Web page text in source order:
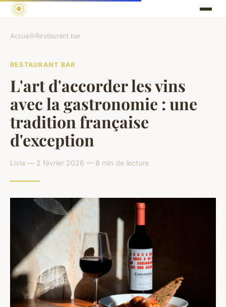
Accueil›Restaurant bar
RESTAURANT BAR
L'art d'accorder les vins
avec la gastronomie : une
tradition française
d'exception
Livia — 2 février 2026 — 8 min de lecture